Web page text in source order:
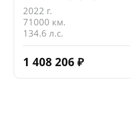
2022 г.
71000 км.
134.6 л.с.
1 408 206 ₽